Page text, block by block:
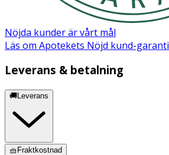
Nöjda kunder är vårt mål
Läs om Apotekets Nöjd kund-garanti
Leverans & betalning
🚚Leverans
🧺Fraktkostnad